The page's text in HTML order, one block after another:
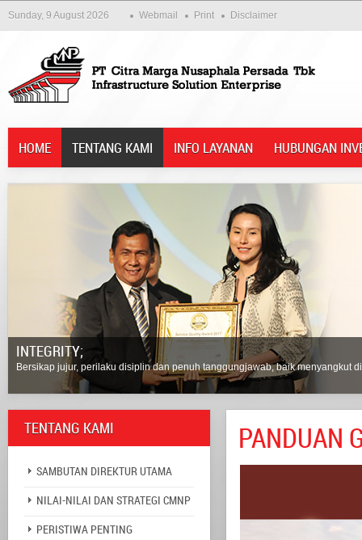
Sunday, 9 August 2026 Webmail Print Disclaimer
HOME TENTANG KAMI INFO LAYANAN HUBUNGAN
Integrity;
Bersikap jujur, perilaku disiplin dan penuh tanggungjawab, baik menyangkut
TENTANG KAMI
SAMBUTAN DIREKTUR UTAMA
NILAI-NILAI DAN STRATEGI CMNP
PERISTIWA PENTING
PANDUAN